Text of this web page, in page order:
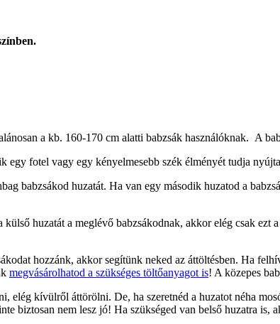
a kb. 160-170 cm alatti babzsák használóknak. A
egy fotel vagy egy kényelmesebb szék élményét tudja
babzsákod huzatát. Ha van egy második huzatod a
huzatát a meglévő babzsákodnak, akkor elég csak
hozzánk, akkor segítünk neked az áttöltésben. Ha
megvásárolhatod a szükséges töltőanyagot is! A közepes
kívülről áttörölni. De, ha szeretnéd a huzatot néha
biztosan nem lesz jó! Ha szükséged van belső huzatra